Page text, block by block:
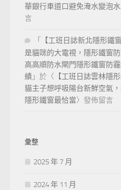
華銀行車道口避免淹水變泡
言
「
【工班日誌新北隱形鐵
是貓咪的大電視，隱形鐵窗
高高順防水閘門隱形鐵窗防
績 」於〈 【工班日誌雲林隱
貓主子想呼吸陽台新鮮空氣
隱形鐵窗最恰當〉發佈留言
彙整
2025 年 7 月
2024 年 11 月